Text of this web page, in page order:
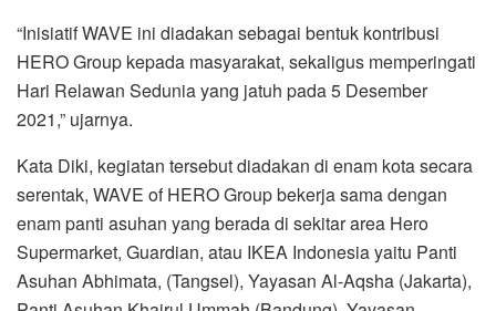
“Inisiatif WAVE ini diadakan sebagai bentuk kontribusi
HERO Group kepada masyarakat, sekaligus memperingati
Hari Relawan Sedunia yang jatuh pada 5 Desember
2021,” ujarnya.
Kata Diki, kegiatan tersebut diadakan di enam kota secara
serentak, WAVE of HERO Group bekerja sama dengan
enam panti asuhan yang berada di sekitar area Hero
Supermarket, Guardian, atau IKEA Indonesia yaitu Panti
Asuhan Abhimata, (Tangsel), Yayasan Al-Aqsha (Jakarta),